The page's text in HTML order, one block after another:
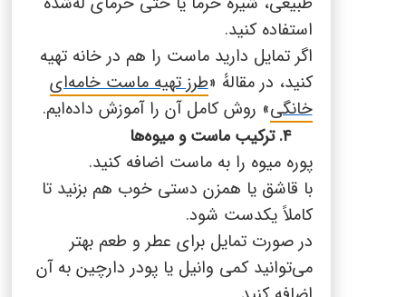
استفاده کنید.
اگر تمایل دارید ماست را هم در خانه تهیه
کنید، در مقالهٔ «طرز تهیه ماست خامه‌ای
خانگی» روش کامل آن را آموزش داده‌ایم.
۴. ترکیب ماست و میوه‌ها
پوره میوه را به ماست اضافه کنید.
با قاشق یا همزن دستی خوب هم بزنید تا
کاملاً یکدست شود.
در صورت تمایل برای عطر و طعم بهتر
می‌توانید کمی وانیل یا پودر دارچین به آن